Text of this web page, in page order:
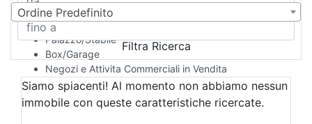
Camera d'Albergo
Multiproprietà
Palazzo/Stabile
Box/Garage
Negozi e Attivita Commerciali in Vendita
Qualsiasi
Attività/Licenza Commerciale
Azienda Agricola
Ordine Predefinito
Filtra Ricerca
Siamo spiacenti! Al momento non abbiamo nessun
immobile con queste caratteristiche ricercate.